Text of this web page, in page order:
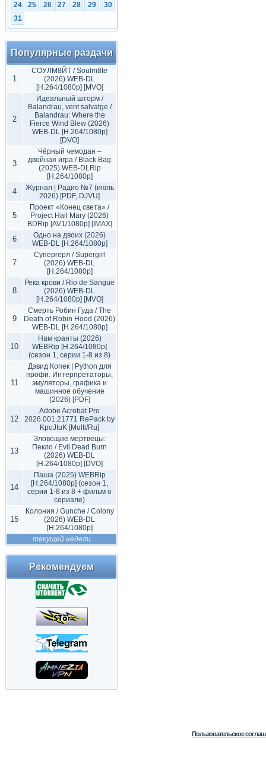
24
25 26 27 28 29
30
31
Популярные раздачи
1
СОУЛМ8ЙТ / Soulm8te
(2026) WEB-DL
[H.264/1080p] [MVO]
2
Идеальный шторм /
Balandrau, vent salvatge /
Balandrau: Where the
Fierce Wind Blew (2026)
WEB-DL [H.264/1080p]
[DVO]
3
Чёрный чемодан –
двойная игра / Black Bag
(2025) WEB-DLRip
[H.264/1080p]
4
Журнал | Радио №7 (июль
2026) [PDF, DJVU]
5
Проект «Конец света» /
Project Hail Mary (2026)
BDRip [AV1/1080p] [IMAX]
6
Одно на двоих (2026)
WEB-DL [H.264/1080p]
7
Супергёрл / Supergirl
(2026) WEB-DL
[H.264/1080p]
8
Река крови / Rio de Sangue
(2026) WEB-DL
[H.264/1080p] [MVO]
9
Смерть Робин Гуда / The
Death of Robin Hood (2026)
WEB-DL [H.264/1080p]
10
Нам кранты (2026)
WEBRip [H.264/1080p]
(сезон 1, серии 1-8 из 8)
11
Дэвид Копек | Python для
профи. Интерпретаторы,
эмуляторы, графика и
машинное обучение
(2026) [PDF]
12
Adobe Acrobat Pro
2026.001.21771 RePack by
KpoJIuK [Multi/Ru]
13
Зловещие мертвецы:
Пекло / Evil Dead Burn
(2026) WEB-DL
[H.264/1080p] [DVO]
14
Паша (2025) WEBRip
[H.264/1080p] (сезон 1,
серии 1-8 из 8 + фильм о
сериале)
15
Колония / Gunche / Colony
(2026) WEB-DL
[H.264/1080p]
текущей недели
Рекомендуем
Пользовательское